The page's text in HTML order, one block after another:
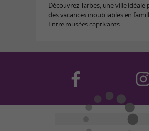
Découvrez Tarbes, une ville idéale
des vacances inoubliables en
Entre musées captivants ...